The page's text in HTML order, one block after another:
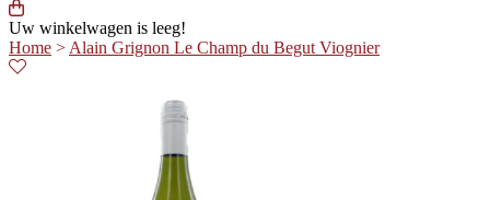
Uw winkelwagen is leeg!
Home > Alain Grignon Le Champ du Begut Viognier